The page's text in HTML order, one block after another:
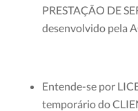
PRESTAÇÃO DE
desenvolvido pela
Entende-se por
temporário do